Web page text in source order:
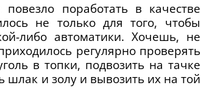
поработать в качестве
не только для того, чтобы
либо автоматики. Хочешь, не
регулярно проверять
в топки, подвозить на тачке
шлак и золу и вывозить их на той